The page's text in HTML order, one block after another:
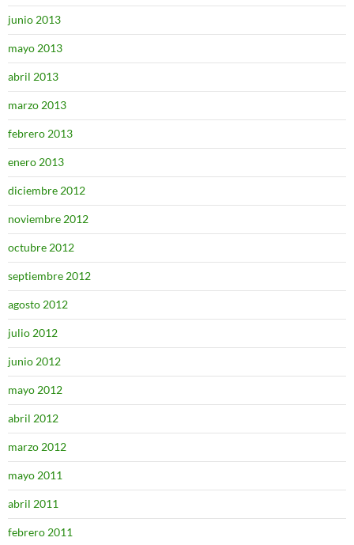
junio 2013
mayo 2013
abril 2013
marzo 2013
febrero 2013
enero 2013
diciembre 2012
noviembre 2012
octubre 2012
septiembre 2012
agosto 2012
julio 2012
junio 2012
mayo 2012
abril 2012
marzo 2012
mayo 2011
abril 2011
febrero 2011